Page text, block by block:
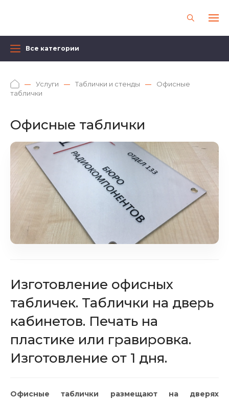
Все категории
Услуги Таблички и стенды
Офисные
таблички
Офисные таблички
Изготовление офисных
табличек. Таблички на дверь
кабинетов. Печать на
пластике или гравировка.
Изготовление от 1 дня.
Офисные таблички размещают на дверях